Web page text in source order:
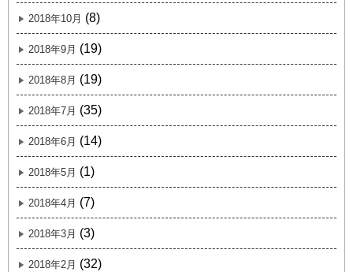
2018年10月 (8)
2018年9月 (19)
2018年8月 (19)
2018年7月 (35)
2018年6月 (14)
2018年5月 (1)
2018年4月 (7)
2018年3月 (3)
2018年2月 (32)